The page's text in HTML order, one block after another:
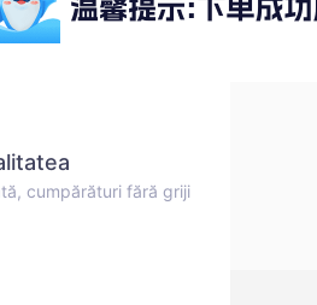
cumpărături fără griji